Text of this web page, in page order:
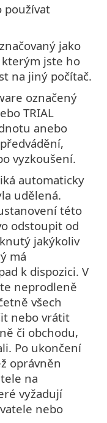
používat
jako
kterým jste ho
na jiný počítač.
označený
TRIAL
anebo
vyzkoušení.
automaticky
udělená.
této
odstoupit od
jakýkoliv
má
k dispozici. V
neprodleně
všech
nebo vrátit
či obchodu,
Po ukončení
oprávněn
na
vyžadují
nebo